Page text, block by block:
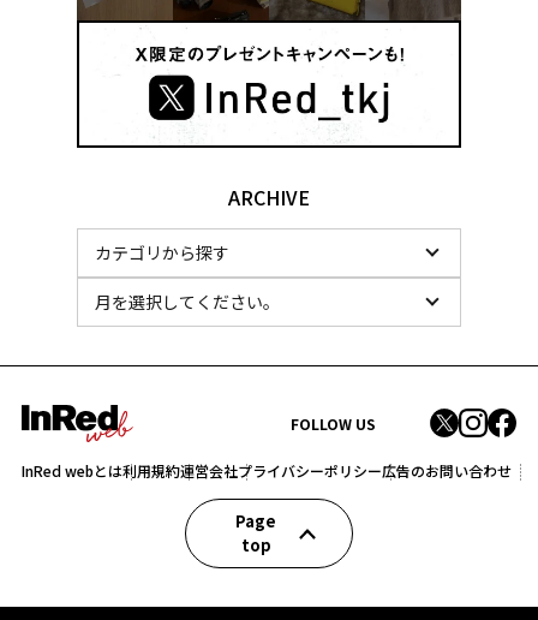
ARCHIVE
FOLLOW US
InRed webとは利用規約運営会社プライバシーポリシー広告のお問い合わせ
Page
top